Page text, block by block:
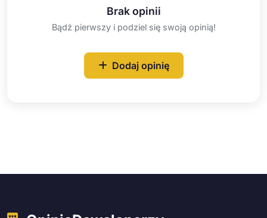
Brak opinii
Bądź pierwszy i podziel się swoją opinią!
Dodaj opinię